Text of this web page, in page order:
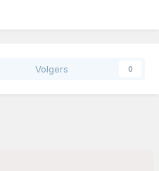
Volgers 0